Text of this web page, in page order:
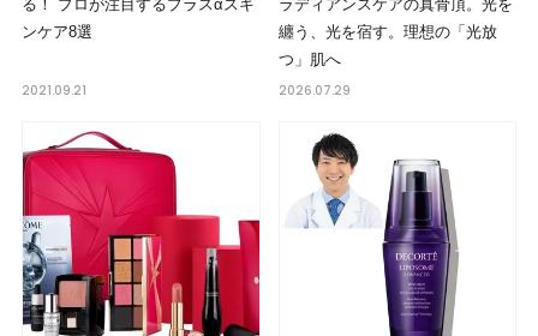
る！ プロが注目するプラスαスキ
ンケア8選
2021.09.21
ラディアンスケアの真骨頂。光を
纏う、光を宿す。理想の「光放
つ」肌へ
2026.07.29